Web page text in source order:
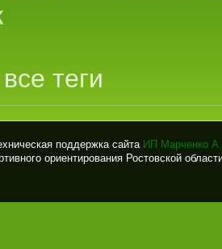
теги
поддержка сайта ИП Марченко
ориентирования Ростовской